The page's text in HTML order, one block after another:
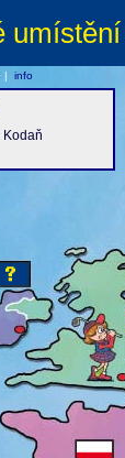
Kodaň
| info